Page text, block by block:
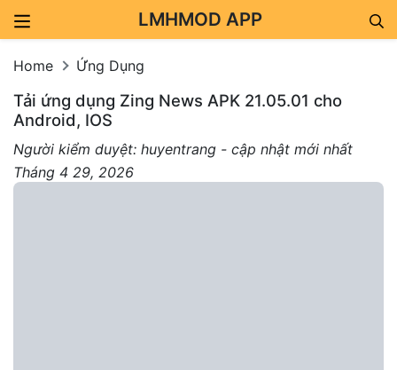
LMHMOD APP
Home Ứng Dụng
Tải ứng dụng Zing News APK 21.05.01 cho
Android, IOS
Người kiểm duyệt: huyentrang - cập nhật mới nhất
Tháng 4 29, 2026